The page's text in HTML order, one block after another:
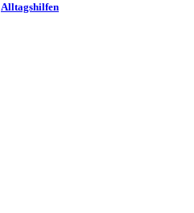
Alltags­hilfen